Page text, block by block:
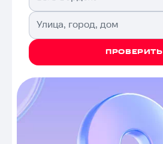
Улица, город, дом
ПРОВЕРИТЬ